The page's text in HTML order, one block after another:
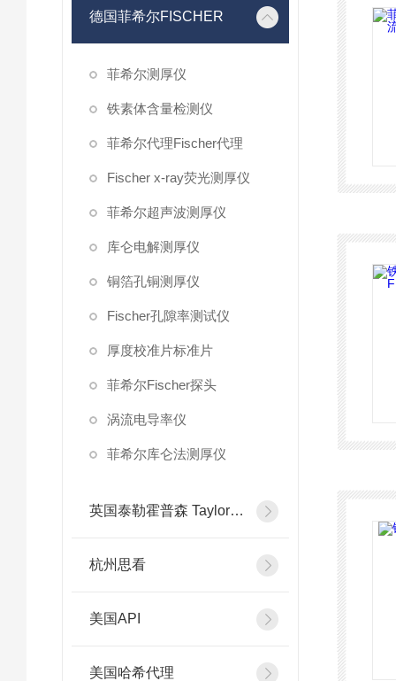
德国菲希尔FISCHER
菲希尔测厚仪
铁素体含量检测仪
菲希尔代理Fischer代理
Fischer x-ray荧光测厚仪
菲希尔超声波测厚仪
库仑电解测厚仪
铜箔孔铜测厚仪
Fischer孔隙率测试仪
厚度校准片标准片
菲希尔Fischer探头
涡流电导率仪
菲希尔库仑法测厚仪
英国泰勒霍普森 Taylor Hobson
杭州思看
美国API
美国哈希代理